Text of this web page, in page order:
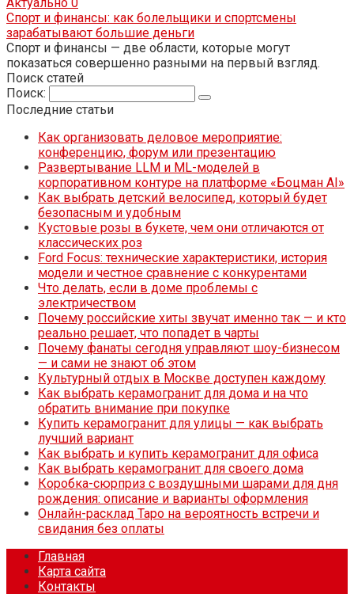
Спорт и финансы: как болельщики и спортсмены
зарабатывают большие деньги
Спорт и финансы — две области, которые могут
показаться совершенно разными на первый взгляд.
Поиск статей
Поиск:
Последние статьи
Как организовать деловое мероприятие:
конференцию, форум или презентацию
Развертывание LLM и ML-моделей в
корпоративном контуре на платформе «Боцман AI»
Как выбрать детский велосипед, который будет
безопасным и удобным
Кустовые розы в букете, чем они отличаются от
классических роз
Ford Focus: технические характеристики, история
модели и честное сравнение с конкурентами
Что делать, если в доме проблемы с
электричеством
Почему российские хиты звучат именно так — и кто
реально решает, что попадет в чарты
Почему фанаты сегодня управляют шоу-бизнесом
— и сами не знают об этом
Культурный отдых в Москве доступен каждому
Как выбрать керамогранит для дома и на что
обратить внимание при покупке
Купить керамогранит для улицы — как выбрать
лучший вариант
Как выбрать и купить керамогранит для офиса
Как выбрать керамогранит для своего дома
Коробка-сюрприз с воздушными шарами для дня
рождения: описание и варианты оформления
Онлайн-расклад Таро на вероятность встречи и
свидания без оплаты
Главная
Карта сайта
Контакты